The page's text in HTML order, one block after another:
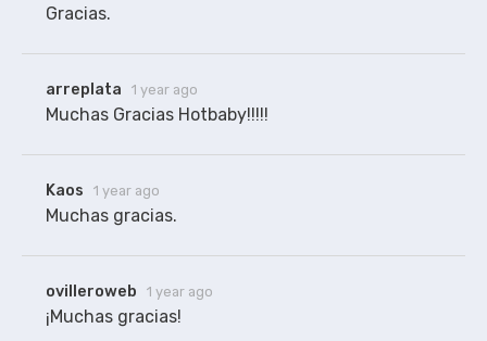
Gracias.
arreplata 1 year ago
Muchas Gracias Hotbaby!!!!!
Kaos 1 year ago
ovilleroweb 1 year ago
¡Muchas gracias!